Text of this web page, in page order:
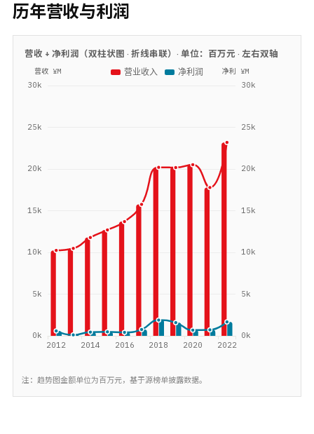
历年营收与利润
营收 + 净利润（双柱状图 · 折线串联）· 单位： 百万元 · 左右双轴
注：趋势图金额单位为百万元，基于源榜单披露数据。